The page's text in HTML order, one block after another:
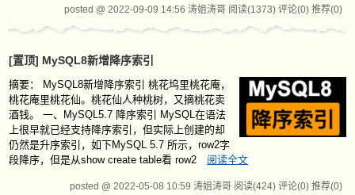
posted @ 2022-09-09 14:56 涛姐涛哥 阅读(1373) 评论(0) 推荐(0)
[置顶] MySQL8新增降序索引
摘要：
MySQL8新增降序索引 桃花坞里桃花庵，
桃花庵里桃花仙。桃花仙人种桃树，又摘桃花卖
酒钱。 一、MySQL5.7 降序索引 MySQL在语法
上很早就已经支持降序索引，但实际上创建的却
仍然是升序索引，如下MySQL 5.7 所示，row2字
段降序，但是从show create table看 row2
阅读全文
posted @ 2022-05-08 10:59 涛姐涛哥 阅读(424) 评论(0) 推荐(0)